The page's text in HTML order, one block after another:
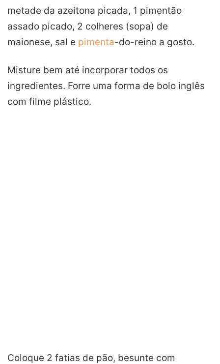
metade da azeitona picada, 1 pimentão
assado picado, 2 colheres (sopa) de
maionese, sal e pimenta-do-reino a gosto.
Misture bem até incorporar todos os
ingredientes. Forre uma forma de bolo inglês
com filme plástico.
Coloque 2 fatias de pão, besunte com